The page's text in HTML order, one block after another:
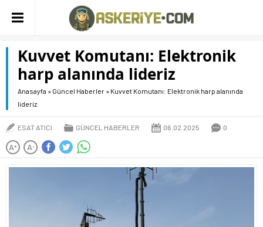
Kuvvet Komutanı: Elektronik
harp alanında lideriz
Anasayfa » Güncel Haberler » Kuvvet Komutanı: Elektronik harp alanında
lideriz
ESAT ATICI GÜNCEL HABERLER 06.02.2025 0
A+ A-